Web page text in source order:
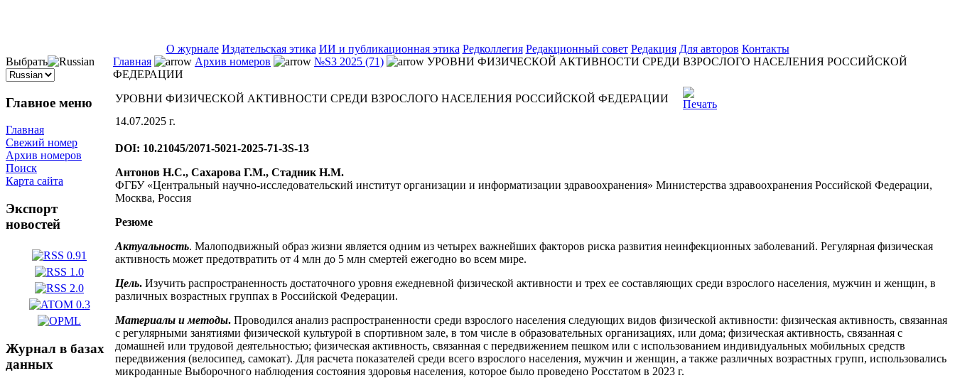
О журнале Издательская этика ИИ и публикационная этика Редколлегия Редакционный совет Редакция Для авторов Контакты
Выбрать
Главное меню
Главная
Свежий номер
Архив номеров
Поиск
Карта сайта
Экспорт
новостей
Журнал в базах
данных
Главная Архив номеров №S3 2025 (71)
УРОВНИ ФИЗИЧЕСКОЙ АКТИВНОСТИ СРЕДИ ВЗРОСЛОГО НАСЕЛЕНИЯ РОССИЙСКОЙ
ФЕДЕРАЦИИ
УРОВНИ ФИЗИЧЕСКОЙ АКТИВНОСТИ СРЕДИ ВЗРОСЛОГО НАСЕЛЕНИЯ РОССИЙСКОЙ ФЕДЕРАЦИИ
14.07.2025 г.
DOI: 10.21045/2071-5021-2025-71-3S-13
Антонов Н.С., Сахарова Г.М., Стадник Н.М.
ФГБУ «Центральный научно-исследовательский институт организации и информатизации здравоохранения» Министерства здравоохранения Российской Федерации,
Москва, Россия
Резюме
Актуальность. Малоподвижный образ жизни является одним из четырех важнейших факторов риска развития неинфекционных заболеваний. Регулярная физическая
активность может предотвратить от 4 млн до 5 млн смертей ежегодно во всем мире.
Цель. Изучить распространенность достаточного уровня ежедневной физической активности и трех ее составляющих среди взрослого населения, мужчин и женщин, в
различных возрастных группах в Российской Федерации.
Материалы и методы. Проводился анализ распространенности среди взрослого населения следующих видов физической активности: физическая активность, связанная
с регулярными занятиями физической культурой в спортивном зале, в том числе в образовательных организациях, или дома; физическая активность, связанная с
домашней или трудовой деятельностью; физическая активность, связанная с передвижением пешком или с использованием индивидуальных мобильных средств
передвижения (велосипед, самокат). Для расчета показателей среди всего взрослого населения, мужчин и женщин, а также различных возрастных групп, использовались
микроданные Выборочного наблюдения состояния здоровья населения, которое было проведено Росстатом в 2023 г.